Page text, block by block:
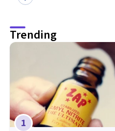
Trending
1